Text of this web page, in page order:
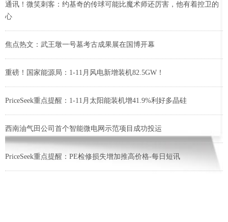
通讯！微笑刺客：约基奇的传球可能比魔术师还厉害，他有着控卫的
心
焦点热文：武王墩一号墓考古成果展在国博开幕
重磅！国家能源局：1-11月风电新增装机82.5GW！
PriceSeek重点提醒：1-11月太阳能装机增41.9%利好多晶硅
西南油气田公司首个智能微电网示范项目成功投运
PriceSeek重点提醒：PE检修损失增加推高价格-每日短讯